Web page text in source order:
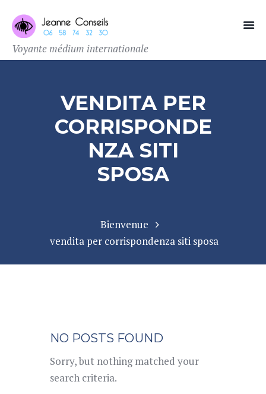
Voyante médium internationale
VENDITA PER
CORRISPONDE
NZA SITI
SPOSA
Bienvenue
vendita per corrispondenza siti sposa
NO POSTS FOUND
Sorry, but nothing matched your
search criteria.